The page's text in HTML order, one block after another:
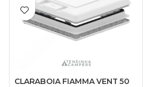
CLARABOIA FIAMMA VENT 50